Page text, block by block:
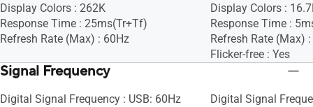
Display Colors : 262K
Response Time : 25ms(Tr+Tf)
Refresh Rate (Max) : 60Hz
Display Colors :
Response Time :
Refresh Rate (Max)
Flicker-free : Yes
Signal Frequency
Digital Signal Frequency : USB: 60Hz
Digital Signal